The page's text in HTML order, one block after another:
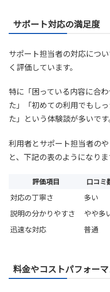
サポート対応の満足度
サポート担当者の対応につ
く評価しています。
特に「困っている内容に合
た」「初めての利用でもし
た」という体験談が多いです
利用者とサポート担当者の
と、下記の表のようになりま
評価項目 口コミ
対応の丁寧さ 多い
説明の分かりやすさ
やや多
迅速な対応
普通
料金やコストパフォー